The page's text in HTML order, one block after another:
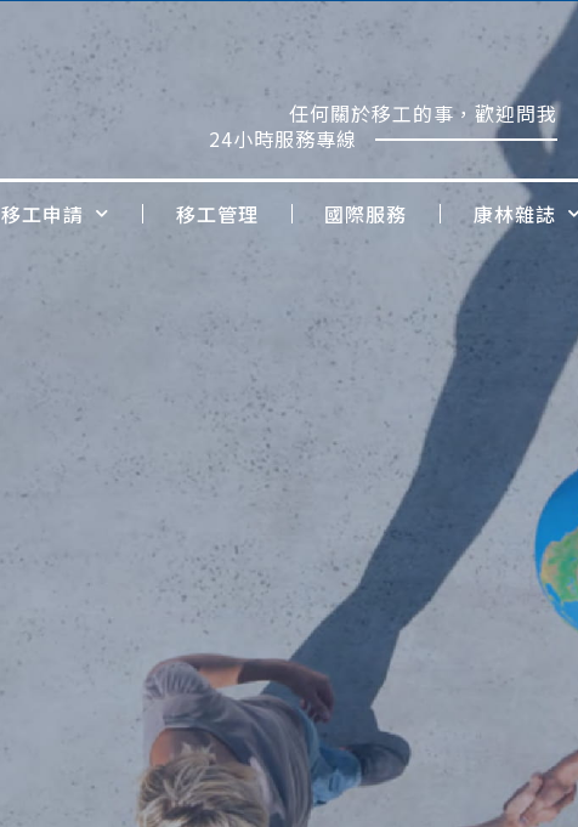
任何關於移工的事，歡迎問我
24小時服務專線
移工申請 移工管理 國際服務 康林雜誌